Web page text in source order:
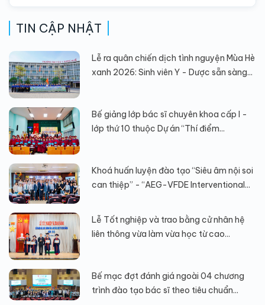
TIN CẬP NHẬT
Lễ ra quân chiến dịch tình nguyện Mùa Hè
xanh 2026: Sinh viên Y - Dược sẵn sàng...
Bế giảng lớp bác sĩ chuyên khoa cấp I -
lớp thứ 10 thuộc Dự án “Thí điểm...
Khoá huấn luyện đào tạo “Siêu âm nội soi
can thiệp” - “AEG-VFDE Interventional...
Lễ Tốt nghiệp và trao bằng cử nhân hệ
liên thông vừa làm vừa học từ cao...
Bế mạc đợt đánh giá ngoài 04 chương
trình đào tạo bác sĩ theo tiêu chuẩn...